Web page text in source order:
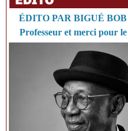
ÉDITO PAR BIGUÉ BOB
Professeur et merci pour